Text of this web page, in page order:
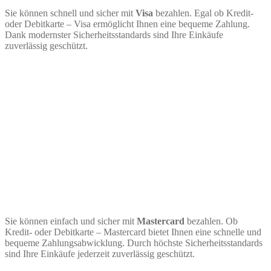
Sie können schnell und sicher mit Visa bezahlen. Egal ob Kredit-
oder Debitkarte – Visa ermöglicht Ihnen eine bequeme Zahlung.
Dank modernster Sicherheitsstandards sind Ihre Einkäufe
zuverlässig geschützt.
Sie können einfach und sicher mit Mastercard bezahlen. Ob
Kredit- oder Debitkarte – Mastercard bietet Ihnen eine schnelle und
bequeme Zahlungsabwicklung. Durch höchste Sicherheitsstandards
sind Ihre Einkäufe jederzeit zuverlässig geschützt.